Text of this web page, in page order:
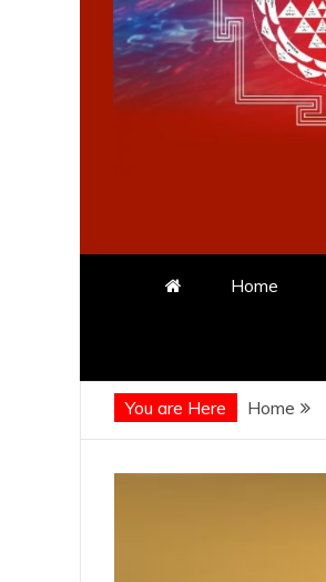
Home
You are Here Home